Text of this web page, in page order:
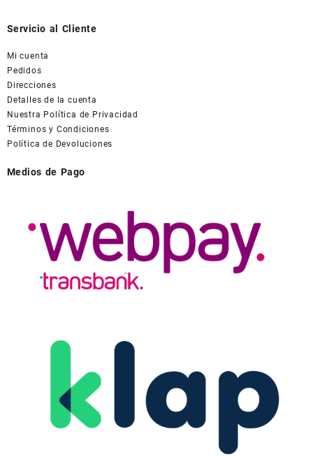
Servicio al Cliente
Mi cuenta
Pedidos
Direcciones
Detalles de la cuenta
Nuestra Política de Privacidad
Términos y Condiciones
Política de Devoluciones
Medios de Pago